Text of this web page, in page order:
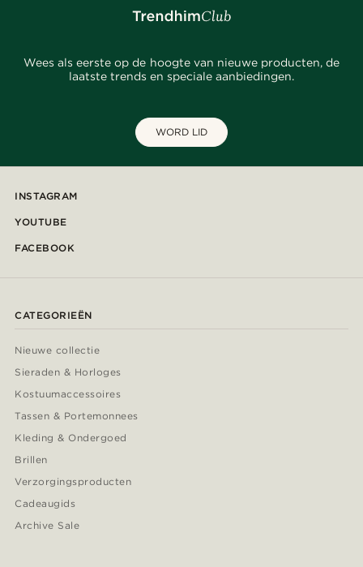
Wees als eerste op de hoogte van nieuwe producten, de
laatste trends en speciale aanbiedingen.
WORD LID
INSTAGRAM
YOUTUBE
FACEBOOK
CATEGORIEËN
Nieuwe collectie
Sieraden & Horloges
Kostuumaccessoires
Tassen & Portemonnees
Kleding & Ondergoed
Brillen
Verzorgingsproducten
Cadeaugids
Archive Sale